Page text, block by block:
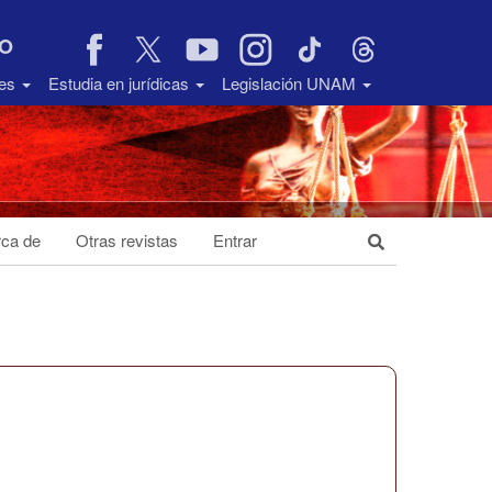
Estudia en jurídicas Legislación UNAM
de Otras revistas Entrar